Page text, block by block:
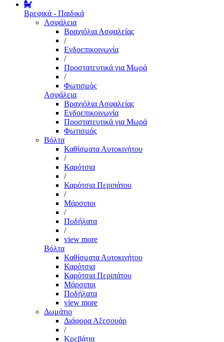
Βρεφικά - Παιδικά
Ασφάλεια
Βραχιόλια Ασφαλείας
/
Ενδοεπικοινωνία
/
Προστατευτικά για Μωρά
/
Φωτισμός
Ασφάλεια
Βραχιόλια Ασφαλείας
Ενδοεπικοινωνία
Προστατευτικά για Μωρά
Φωτισμός
Βόλτα
Καθίσματα Αυτοκινήτου
/
Καρότσια
/
Καρότσια Περιπάτου
/
Μάρσιποι
/
Ποδήλατα
/
view more
Βόλτα
Καθίσματα Αυτοκινήτου
Καρότσια
Καρότσια Περιπάτου
Μάρσιποι
Ποδήλατα
view more
Δωμάτιο
Διάφορα Αξεσουάρ
/
Κρεβάτια